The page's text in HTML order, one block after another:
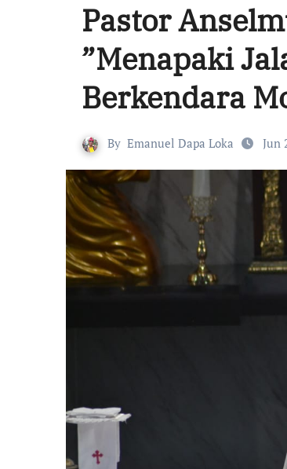
Pastor
”Menapaki
Berkendara
By Emanuel Dapa Loka Jun